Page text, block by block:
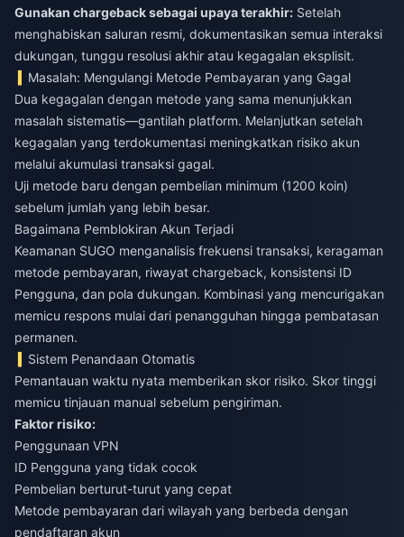
Gunakan chargeback sebagai upaya terakhir: Setelah
menghabiskan saluran resmi, dokumentasikan semua interaksi
dukungan, tunggu resolusi akhir atau kegagalan eksplisit.
Masalah: Mengulangi Metode Pembayaran yang Gagal
Dua kegagalan dengan metode yang sama menunjukkan
masalah sistematis—gantilah platform. Melanjutkan setelah
kegagalan yang terdokumentasi meningkatkan risiko akun
melalui akumulasi transaksi gagal.
Uji metode baru dengan pembelian minimum (1200 koin)
sebelum jumlah yang lebih besar.
Bagaimana Pemblokiran Akun Terjadi
Keamanan SUGO menganalisis frekuensi transaksi, keragaman
metode pembayaran, riwayat chargeback, konsistensi ID
Pengguna, dan pola dukungan. Kombinasi yang mencurigakan
memicu respons mulai dari penangguhan hingga pembatasan
permanen.
Sistem Penandaan Otomatis
Pemantauan waktu nyata memberikan skor risiko. Skor tinggi
memicu tinjauan manual sebelum pengiriman.
Faktor risiko:
Penggunaan VPN
ID Pengguna yang tidak cocok
Pembelian berturut-turut yang cepat
Metode pembayaran dari wilayah yang berbeda dengan
pendaftaran akun